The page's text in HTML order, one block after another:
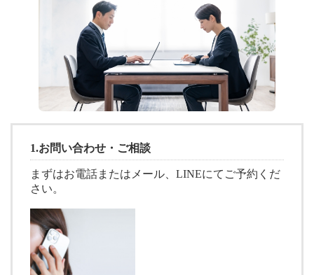
1.お問い合わせ・ご相談
まずはお電話またはメール、LINEにてご予約くだ
さい。